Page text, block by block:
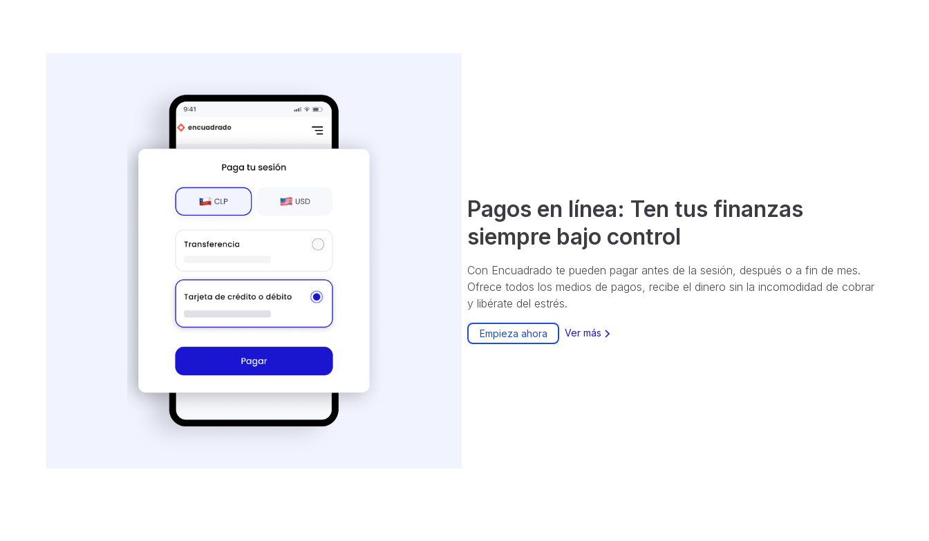
Pagos en línea: Ten tus finanzas
siempre bajo control
Con Encuadrado te pueden pagar antes de la sesión, después o a fin de mes.
Ofrece todos los medios de pagos, recibe el dinero sin la incomodidad de cobrar
y libérate del estrés.
Empieza ahora Ver más